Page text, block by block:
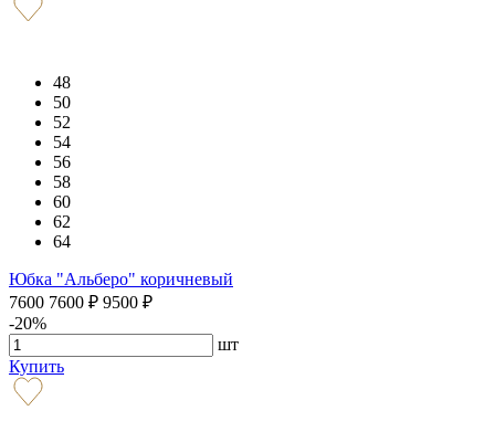
48
50
52
54
56
58
60
62
64
Юбка "Альберо" коричневый
7600 7600 ₽ 9500 ₽
-20%
шт
Купить